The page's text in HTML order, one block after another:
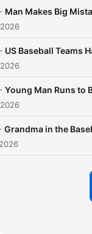
Man Makes Big
US Baseball Teams
Young Man Runs to
Grandma in the